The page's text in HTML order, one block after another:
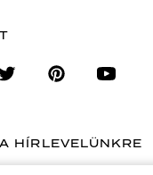
HÍRLEVELÜNKRE